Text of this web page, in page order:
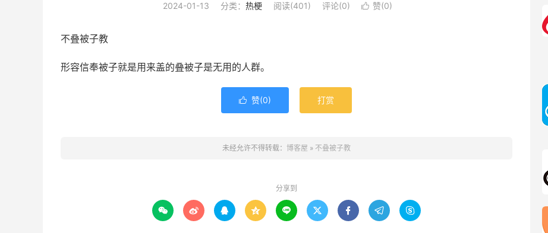
2024-01-13 分类： 热梗 阅读(401) 评论(0)  赞(0)
不叠被子教
形容信奉被子就是用来盖的叠被子是无用的人群。
 赞(0) 打赏
未经允许不得转载： 博客屋 » 不叠被子教
分享到
        